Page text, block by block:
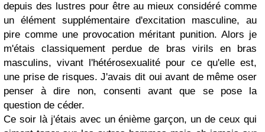
depuis des lustres pour être au mieux considéré comme
un élément supplémentaire d'excitation masculine, au
pire comme une provocation méritant punition. Alors je
m'étais classiquement perdue de bras virils en bras
masculins, vivant l'hétérosexualité pour ce qu'elle est,
une prise de risques. J'avais dit oui avant de même oser
penser à dire non, consenti avant que se pose la
question de céder.
Ce soir là j'étais avec un énième garçon, un de ceux qui